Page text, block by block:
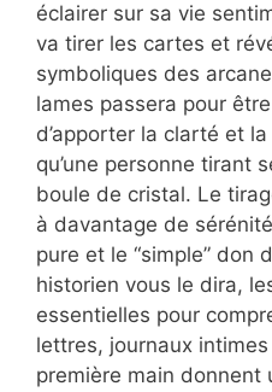
éclairer sur sa vie
va tirer les cartes et
symboliques des
lames passera pour
d’apporter la clarté et
qu’une personne tirant
boule de cristal. Le
à davantage de
pure et le “simple” don
historien vous le dira,
essentielles pour
lettres, journaux
première main donnent